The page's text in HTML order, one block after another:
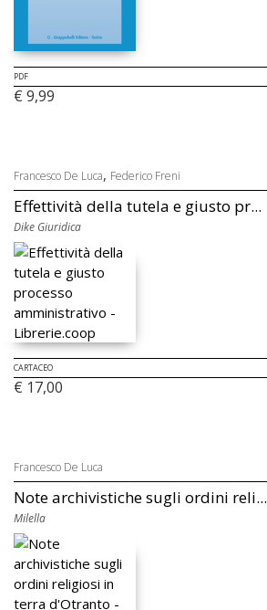
PDF
€ 9,99
Francesco De Luca, Federico Freni
Effettività della tutela e giusto pr...
Dike Giuridica
CARTACEO
€ 17,00
Francesco De Luca
Note archivistiche sugli ordini reli...
Milella